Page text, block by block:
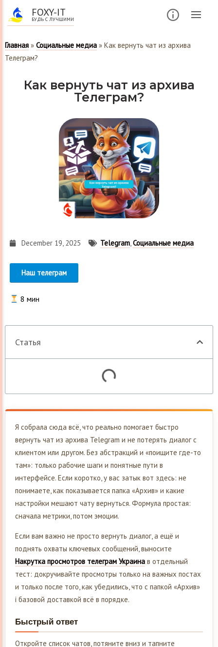
FOXY-IT
БУДЬ С ЛУЧШИМИ
Главная » Социальные медиа » Как вернуть чат из архива
Телеграм?
Как вернуть чат из архива
Телеграм?
December 19, 2025 Telegram,Социальные медиа
Наш телеграм
8 мин
Статья
Я собрала сюда всё, что реально помогает быстро
вернуть чат из архива Telegram и не потерять диалог с
клиентом или другом. Без абстракций и «поищите где-то
там»: только рабочие шаги и понятные пути в
интерфейсе. Если коротко, у вас затык вот здесь: не
понимаете, как показывается папка «Архив» и какие
настройки мешают чату вернуться. Формула простая:
сначала метрики, потом эмоции.
Если вам важно не просто вернуть диалог, а ещё и
поднять охваты ключевых сообщений, выносите
Накрутка просмотров телеграм Украина в отдельный
тест: докручивайте просмотры только на важных постах
и только после того, как убедились, что с папкой «Архив»
і базовой доставкой всё в порядке.
Быстрый ответ
Откройте список чатов, потяните вниз и тапните